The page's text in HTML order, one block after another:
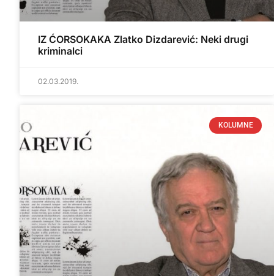
IZ ĆORSOKAKA Zlatko Dizdarević: Neki drugi
kriminalci
02.03.2019.
KOLUMNE